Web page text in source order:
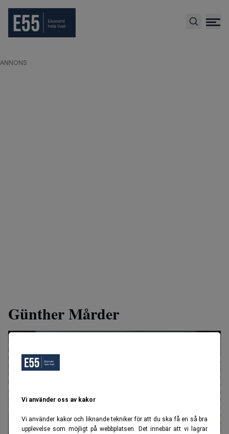
Vi använder oss av kakor
Vi använder kakor och liknande tekniker för att du ska få en så bra
upplevelse som möjligt på webbplatsen. Det innebär att vi lagrar
ANNONS
Günther Mårder